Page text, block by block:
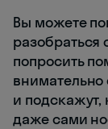
Вы можете
разобраться
попросить
внимательно
и
даже сами